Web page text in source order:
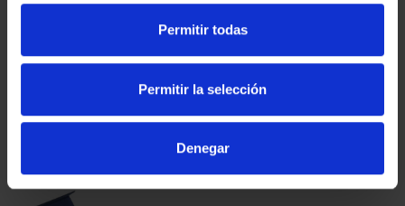
Permitir todas
Permitir la selección
Denegar
PROVINCIA 3
registrados
PROVINCIA 4
registrados